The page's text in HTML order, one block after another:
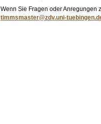
Wenn Sie Fragen oder Anregungen
timmsmaster@zdv.uni-